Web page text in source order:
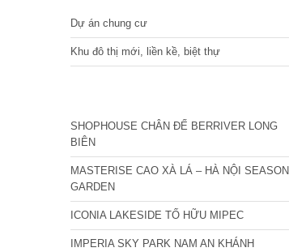
Dự án chung cư
Khu đô thị mới, liền kề, biệt thự
SHOPHOUSE CHÂN ĐẾ BERRIVER LONG
BIÊN
MASTERISE CAO XÀ LÁ – HÀ NỘI SEASON
GARDEN
ICONIA LAKESIDE TỐ HỮU MIPEC
IMPERIA SKY PARK NAM AN KHÁNH